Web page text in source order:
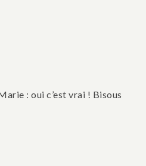
: oui c’est vrai ! Bisous